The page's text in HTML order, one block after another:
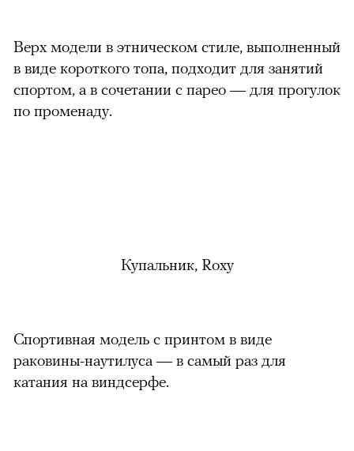
Верх модели в этническом стиле, выполненный
в виде короткого топа, подходит для занятий
спортом, а в сочетании с парео — для прогулок
по променаду.
Купальник, Roxy
Спортивная модель с принтом в виде
раковины-наутилуса — в самый раз для
катания на виндсерфе.